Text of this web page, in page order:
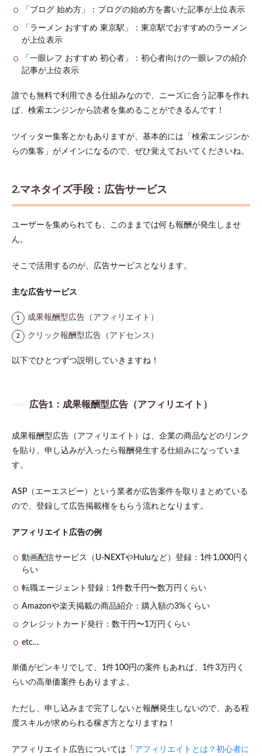
すす
理由
3つ
2.1
理由
得に
近い
スタ
イル
だか
理由
2：ロ
スト
ンを
るか
2.3
3：自
好き
を上
ブロ
るこ
との
ット
安価
で始
れる
が得
られ
るこ
3.3
ブロ
体に
「ブログ 始め方」：ブログの始め方を書いた記事が上位表示
「ラーメン おすすめ 東京駅」：東京駅でおすすめのラーメン
が上位表示
「一眼レフ おすすめ 初心者」：初心者向けの一眼レフの紹介
記事が上位表示
誰でも無料で利用できる仕組みなので、ニーズに合う記事を作れ
ば、検索エンジンから読者を集めることができるんです！
ツイッター集客とかもありますが、基本的には「検索エンジンか
らの集客」がメインになるので、ぜひ覚えておいてくださいね。
2.マネタイズ手段：広告サービス
ユーザーを集められても、このままでは何も報酬が発生しませ
ん。
そこで活用するのが、広告サービスとなります。
主な広告サービス
成果報酬型広告（アフィリエイト）
クリック報酬型広告（アドセンス）
以下でひとつずつ説明していきますね！
広告1：成果報酬型広告（アフィリエイト）
成果報酬型広告（アフィリエイト）は、企業の商品などのリンク
を貼り、申し込みが入ったら報酬発生する仕組みになっていま
す。
ASP（エーエスピー）という業者が広告案件を取りまとめている
ので、登録して広告掲載権をもらう流れとなります。
アフィリエイト広告の例
動画配信サービス（U-NEXTやHuluなど）登録：1件1,000円く
らい
転職エージェント登録：1件数千円〜数万円くらい
Amazonや楽天掲載の商品紹介：購入額の3%くらい
クレジットカード発行：数千円〜1万円くらい
etc…
単価がピンキリでして、1件100円の案件もあれば、1件3万円く
らいの高単価案件もありますよ。
ただし、申し込みまで完了しないと報酬発生しないので、ある程
度スキルが求められる稼ぎ方となりますね！
アフィリエイト広告については「 アフィリエイトとは？初心者に